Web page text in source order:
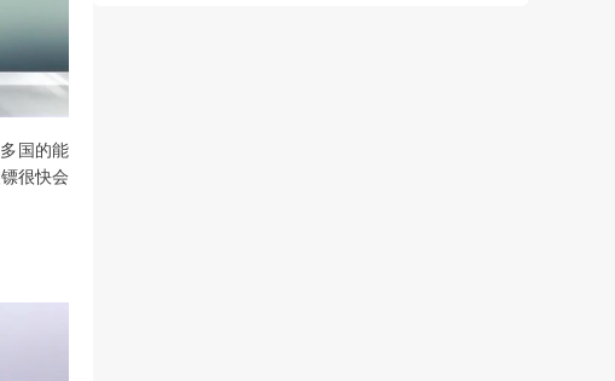
国的能
很快会